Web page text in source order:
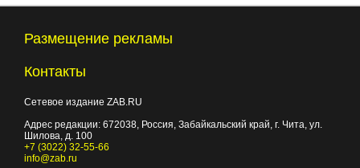
Размещение рекламы
Контакты
Сетевое издание ZAB.RU
Адрес редакции: 672038, Россия, Забайкальский край, г. Чита, ул.
Шилова, д. 100
+7 (3022) 32-55-66
info@zab.ru